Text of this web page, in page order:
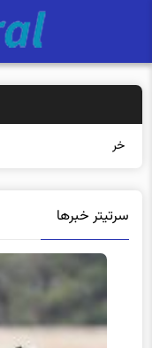
خرید بیمه:
سرتیتر خبرها